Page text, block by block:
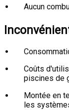
Aucun
Coûts
piscines de
Montée en
les